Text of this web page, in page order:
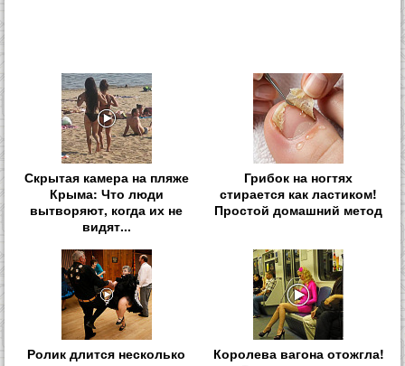
Скрытая камера на пляже
Крыма: Что люди
вытворяют, когда их не
видят...
Грибок на ногтях
стирается как ластиком!
Простой домашний метод
Ролик длится несколько
Королева вагона отожгла!